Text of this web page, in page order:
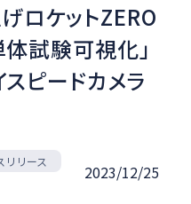
ロケットZERO
試験可視化」
ピードカメラ
リリース
2023/12/25